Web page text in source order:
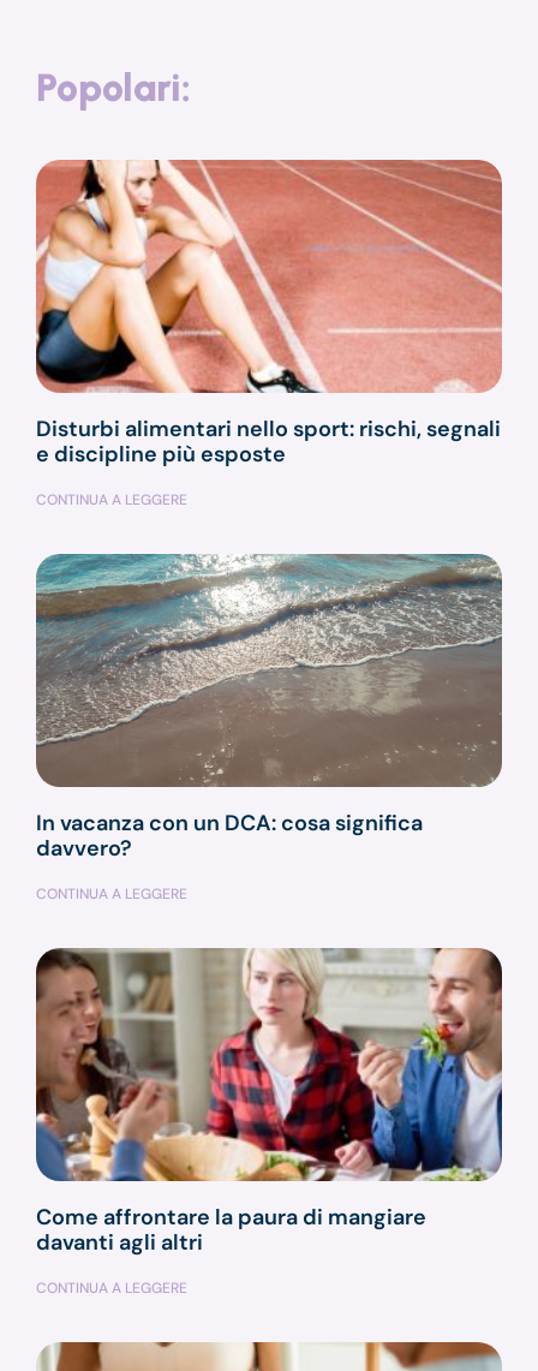
Popolari:
Disturbi alimentari nello sport: rischi, segnali
e discipline più esposte
CONTINUA A LEGGERE
In vacanza con un DCA: cosa significa
davvero?
CONTINUA A LEGGERE
Come affrontare la paura di mangiare
davanti agli altri
CONTINUA A LEGGERE